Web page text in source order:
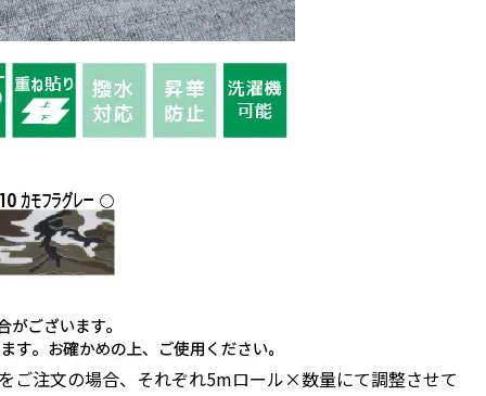
注文の場合、それぞれ5mロール×数量にて調整させて